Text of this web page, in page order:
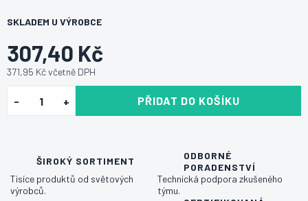
307,40 Kč
371,95 Kč včetně DPH
SKLADEM U VÝROBCE
PŘIDAT DO KOŠÍKU
ŠIROKÝ SORTIMENT
Tisíce produktů od světových
výrobců.
ODBORNÉ
PORADENSTVÍ
Technická podpora zkušeného
týmu.